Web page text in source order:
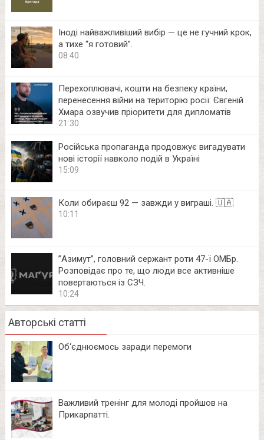
Іноді найважливіший вибір — це не гучний крок,
а тихе “я готовий”.
08:40
Перехоплювачі, кошти на безпеку країни,
перенесення війни на територію росії: Євгеній
Хмара озвучив пріоритети для дипломатів
21:30
Російська пропаганда продовжує вигадувати
нові історії навколо подій в Україні
15:09
Коли обираєш 92 — завжди у виграші. 🇺🇦
10:11
⁨”Азимут”, головний сержант роти 47-ї ОМБр.
Розповідає про те, що люди все активніше
повертаються із СЗЧ.
10:24
Авторські статті
Об‘єднюємось заради перемоги
Важливий тренінг для молоді пройшов на
Прикарпатті.